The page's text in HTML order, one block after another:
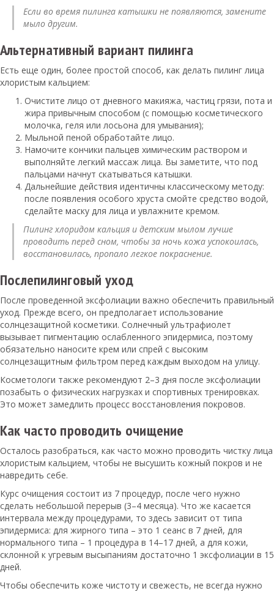
Если во время пилинга катышки не появляются, замените
мыло другим.
Альтернативный вариант пилинга
Есть еще один, более простой способ, как делать пилинг лица
хлористым кальцием:
Очистите лицо от дневного макияжа, частиц грязи, пота и
жира привычным способом (с помощью косметического
молочка, геля или лосьона для умывания);
Мыльной пеной обработайте лицо.
Намочите кончики пальцев химическим раствором и
выполняйте легкий массаж лица. Вы заметите, что под
пальцами начнут скатываться катышки.
Дальнейшие действия идентичны классическому методу:
после появления особого хруста смойте средство водой,
сделайте маску для лица и увлажните кремом.
Пилинг хлоридом кальция и детским мылом лучше
проводить перед сном, чтобы за ночь кожа успокоилась,
восстановилась, пропало легкое покраснение.
Послепилинговый уход
После проведенной эксфолиации важно обеспечить правильный
уход. Прежде всего, он предполагает использование
солнцезащитной косметики. Солнечный ультрафиолет
вызывает пигментацию ослабленного эпидермиса, поэтому
обязательно наносите крем или спрей с высоким
солнцезащитным фильтром перед каждым выходом на улицу.
Косметологи также рекомендуют 2–3 дня после эксфолиации
позабыть о физических нагрузках и спортивных тренировках.
Это может замедлить процесс восстановления покровов.
Как часто проводить очищение
Осталось разобраться, как часто можно проводить чистку лица
хлористым кальцием, чтобы не высушить кожный покров и не
навредить себе.
Курс очищения состоит из 7 процедур, после чего нужно
сделать небольшой перерыв (3–4 месяца). Что же касается
интервала между процедурами, то здесь зависит от типа
эпидермиса: для жирного типа – это 1 сеанс в 7 дней, для
нормального типа – 1 процедура в 14–17 дней, а для кожи,
склонной к угревым высыпаниям достаточно 1 эксфолиации в 15
дней.
Чтобы обеспечить коже чистоту и свежесть, не всегда нужно